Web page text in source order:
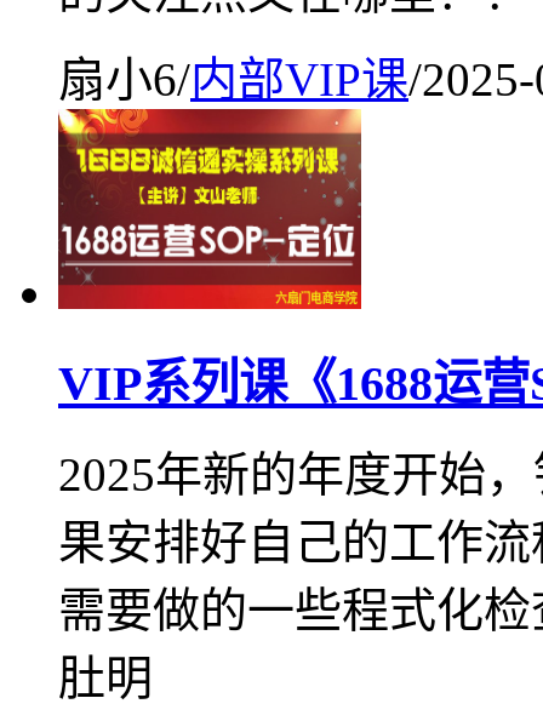
扇小6/内部VIP课/
VIP系列课《1688运
2025年新的年度开始
果安排好自己的工作
需要做的一些程式化
肚明